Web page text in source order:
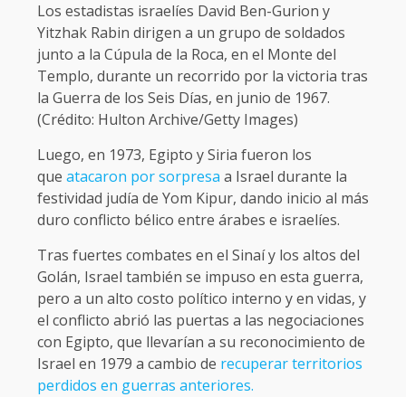
Los estadistas israelíes David Ben-Gurion y
Yitzhak Rabin dirigen a un grupo de soldados
junto a la Cúpula de la Roca, en el Monte del
Templo, durante un recorrido por la victoria tras
la Guerra de los Seis Días, en junio de 1967.
(Crédito: Hulton Archive/Getty Images)
Luego, en 1973, Egipto y Siria fueron los
que atacaron por sorpresa a Israel durante la
festividad judía de Yom Kipur, dando inicio al más
duro conflicto bélico entre árabes e israelíes.
Tras fuertes combates en el Sinaí y los altos del
Golán, Israel también se impuso en esta guerra,
pero a un alto costo político interno y en vidas, y
el conflicto abrió las puertas a las negociaciones
con Egipto, que llevarían a su reconocimiento de
Israel en 1979 a cambio de recuperar territorios
perdidos en guerras anteriores.